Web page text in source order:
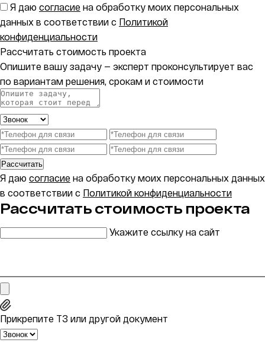
Я даю согласие на обработку моих персональных
данных в соответствии с Политикой
конфиденциальности
Рассчитать стоимость проекта
Опишите вашу задачу — эксперт проконсультирует вас
по вариантам решения, срокам и стоимости
Рассчитать
Я даю согласие на обработку моих персональных данных
в соответствии с Политикой конфиденциальности
Рассчитать стоимость проекта
Укажите ссылку на сайт
Прикрепите ТЗ или другой документ